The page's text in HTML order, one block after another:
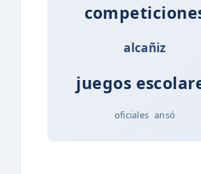
alcañiz
juegos
oficiales ansó